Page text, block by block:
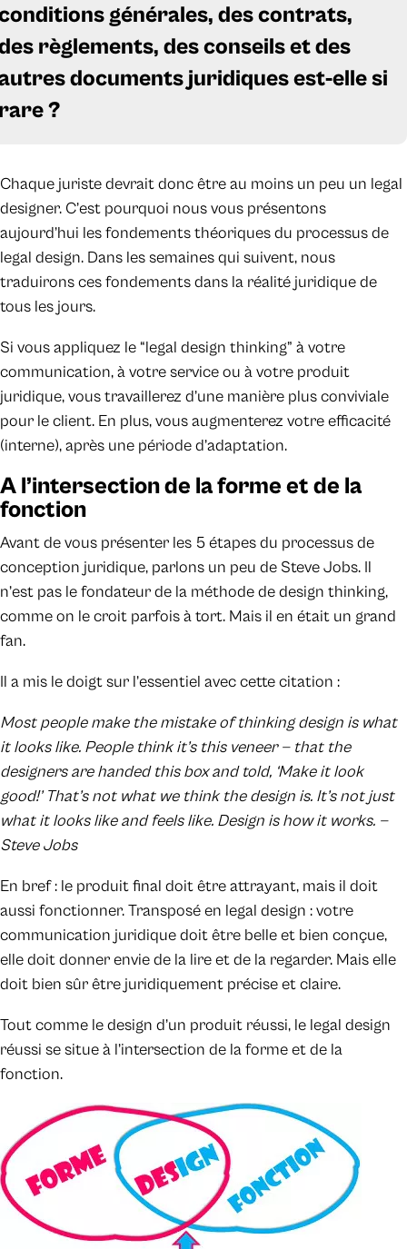
générales, des contrats,
règlements, des conseils et des
documents juridiques est-elle si
?
Chaque juriste devrait donc être au moins un peu un legal
designer. C’est pourquoi nous vous présentons
aujourd’hui les fondements théoriques du processus de
legal design. Dans les semaines qui suivent, nous
traduirons ces fondements dans la réalité juridique de
tous les jours.
Si vous appliquez le “legal design thinking” à votre
communication, à votre service ou à votre produit
juridique, vous travaillerez d’une manière plus conviviale
pour le client. En plus, vous augmenterez votre efficacité
(interne), après une période d’adaptation.
A l’intersection de la forme et de la
fonction
Avant de vous présenter les 5 étapes du processus de
conception juridique, parlons un peu de Steve Jobs. Il
n’est pas le fondateur de la méthode de design thinking,
comme on le croit parfois à tort. Mais il en était un grand
fan.
Il a mis le doigt sur l’essentiel avec cette citation :
Most people make the mistake of thinking design is what
it looks like. People think it’s this veneer — that the
designers are handed this box and told, ‘Make it look
good!’ That’s not what we think the design is. It’s not just
what it looks like and feels like. Design is how it works. —
Steve Jobs
En bref : le produit final doit être attrayant, mais il doit
aussi fonctionner. Transposé en legal design : votre
communication juridique doit être belle et bien conçue,
elle doit donner envie de la lire et de la regarder. Mais elle
doit bien sûr être juridiquement précise et claire.
Tout comme le design d’un produit réussi, le legal design
réussi se situe à l’intersection de la forme et de la
fonction.